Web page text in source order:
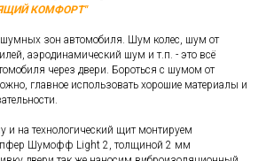
КОМФОРТ"
зон автомобиля. Шум колес, шум от
аэродинамический шум и т.п. - это всё
через двери. Бороться с шумом от
главное использовать хорошие материалы и
и на технологический щит монтируем
Шумофф Light 2, толщиной 2 мм